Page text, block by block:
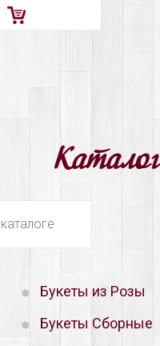
Добавить
Каталог
Букеты из Розы
Букеты Сборные